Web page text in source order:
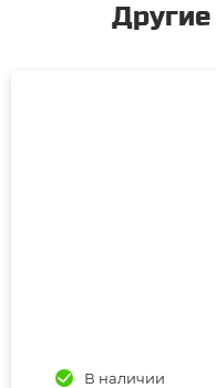
Другие
В наличии